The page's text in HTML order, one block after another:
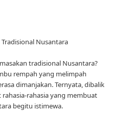
Tradisional Nusantara
tradisional Nusantara?
rempah yang melimpah
dimanjakan. Ternyata, dibalik
rahasia yang membuat
begitu istimewa.